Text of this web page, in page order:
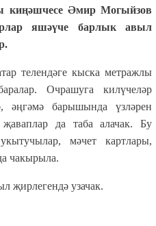
киңәшчесе Әмир Могыйзов
яшәүче барлык авыл
телендәге кыска метражлы
Очрашуга килүчеләр
әңгәмә барышында үзләрен
җаваплар да таба алачак. Бу
мәчет картлары,
чакырыла.
җирлегендә узачак.